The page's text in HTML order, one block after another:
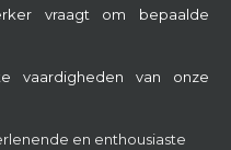
vraagt om bepaalde
vaardigheden van onze
en enthousiaste